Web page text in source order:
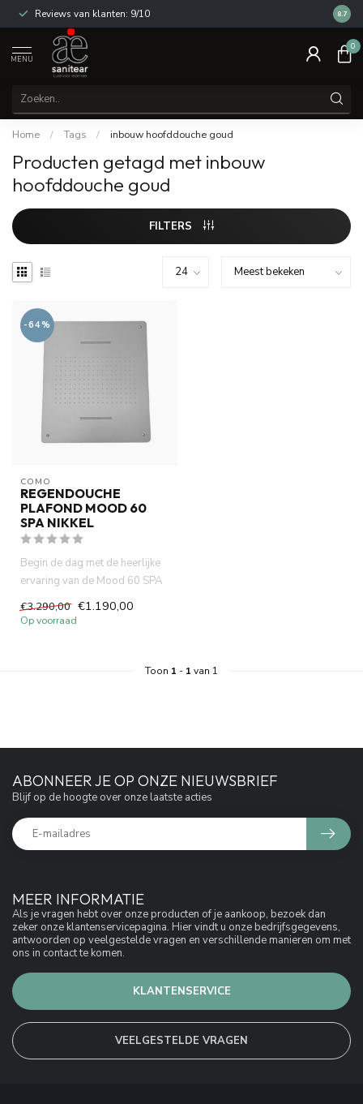
Reviews van klanten: 9/10 14
8.7
MENU
0
Home / Tags / inbouw hoofddouche goud
Producten getagd met inbouw
hoofddouche goud
FILTERS
-64%
COMO
REGENDOUCHE
PLAFOND MOOD 60
SPA NIKKEL
Begin de dag met de heerlijke
ervaring van de Mood 60 SPA
hoofddouche in nikkel....
€3.290,00 €1.190,00
Op voorraad
Toon 1 - 1 van 1
MEER INFORMATIE
Als je vragen hebt over onze producten of je aankoop, bezoek dan
zeker onze klantenservicepagina. Hier vindt u onze bedrijfsgegevens,
antwoorden op veelgestelde vragen en verschillende manieren om met
ons in contact te komen.
KLANTENSERVICE
VEELGESTELDE VRAGEN
ABONNEER JE OP ONZE NIEUWSBRIEF
Blijf op de hoogte over onze laatste acties